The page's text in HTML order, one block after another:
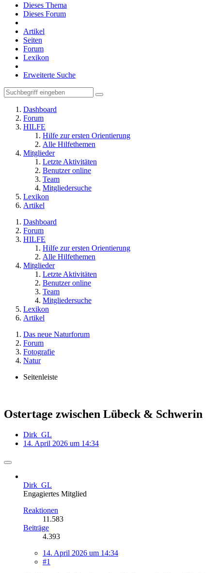
Dieses Thema
Dieses Forum
Artikel
Seiten
Forum
Lexikon
Erweiterte Suche
Dashboard
Forum
HILFE
Hilfe zur ersten Orientierung
Alle Hilfethemen
Mitglieder
Letzte Aktivitäten
Benutzer online
Team
Mitgliedersuche
Lexikon
Artikel
Dashboard
Forum
HILFE
Hilfe zur ersten Orientierung
Alle Hilfethemen
Mitglieder
Letzte Aktivitäten
Benutzer online
Team
Mitgliedersuche
Lexikon
Artikel
Das neue Naturforum
Forum
Fotografie
Natur
Seitenleiste
Ostertage zwischen Lübeck & Schwerin
Dirk_GL
14. April 2026 um 14:34
Dirk_GL
Engagiertes Mitglied
Reaktionen
11.583
Beiträge
4.393
14. April 2026 um 14:34
#1